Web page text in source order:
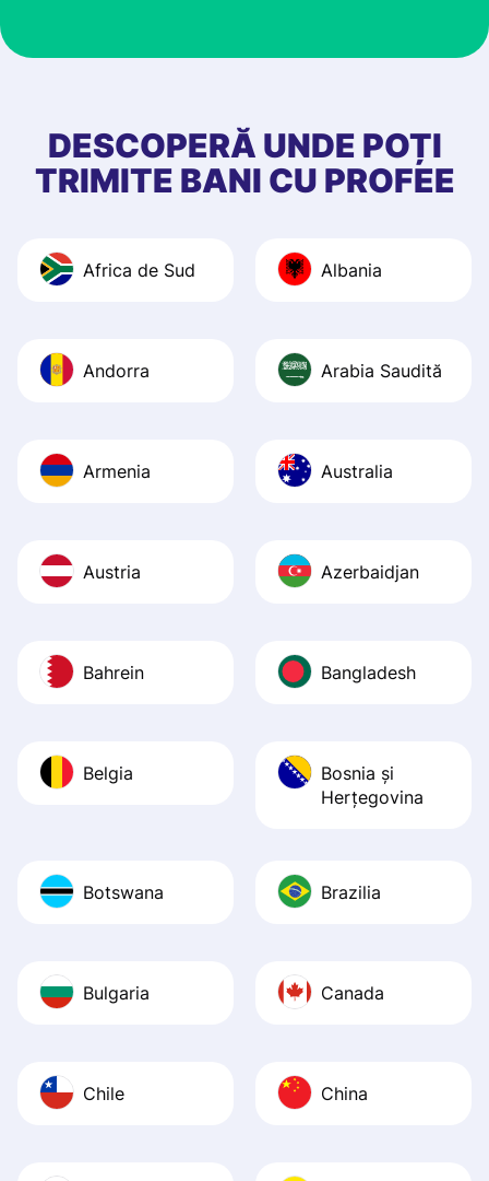
at Profee is very
first started
app, and they
quick to provide
DESCOPERĂ UNDE POȚI
TRIMITE BANI CU PROFEE
Africa de Sud Albania
Andorra Arabia Saudită
Armenia Australia
Austria Azerbaidjan
Bahrein Bangladesh
Belgia
Bosnia şi
Herţegovina
Botswana Brazilia
Bulgaria Canada
Chile China